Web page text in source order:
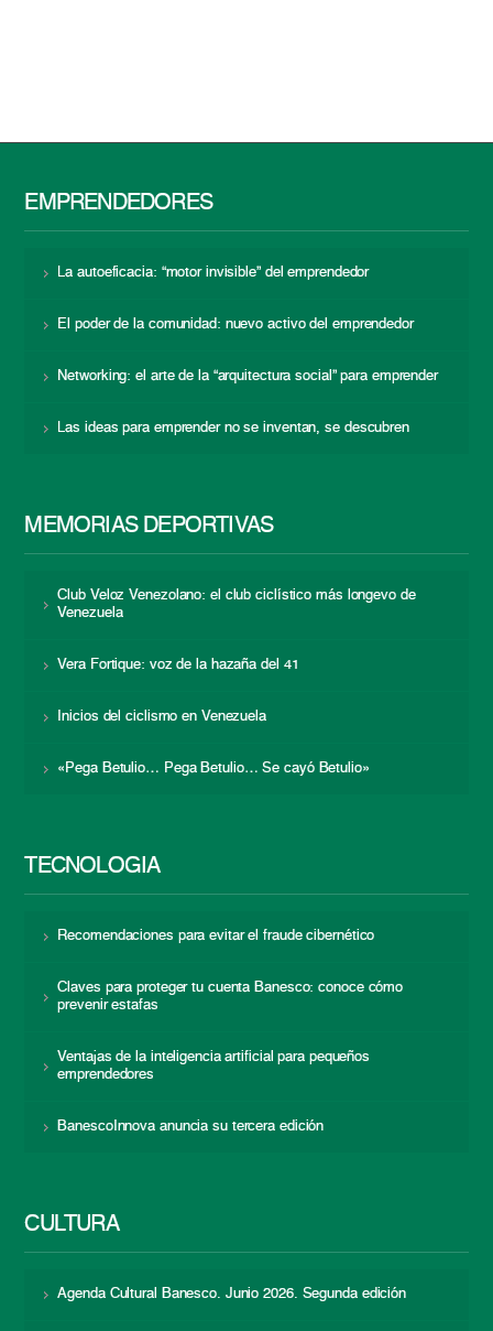
EMPRENDEDORES
La autoeficacia: “motor invisible” del emprendedor
El poder de la comunidad: nuevo activo del emprendedor
Networking: el arte de la “arquitectura social” para emprender
Las ideas para emprender no se inventan, se descubren
MEMORIAS DEPORTIVAS
Club Veloz Venezolano: el club ciclístico más longevo de
Venezuela
Vera Fortique: voz de la hazaña del 41
Inicios del ciclismo en Venezuela
«Pega Betulio… Pega Betulio… Se cayó Betulio»
TECNOLOGÍA
Recomendaciones para evitar el fraude cibernético
Claves para proteger tu cuenta Banesco: conoce cómo
prevenir estafas
Ventajas de la inteligencia artificial para pequeños
emprendedores
BanescoInnova anuncia su tercera edición
CULTURA
Agenda Cultural Banesco. Junio 2026. Segunda edición